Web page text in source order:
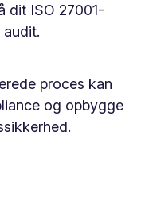
dit ISO 27001-
proces kan
og opbygge